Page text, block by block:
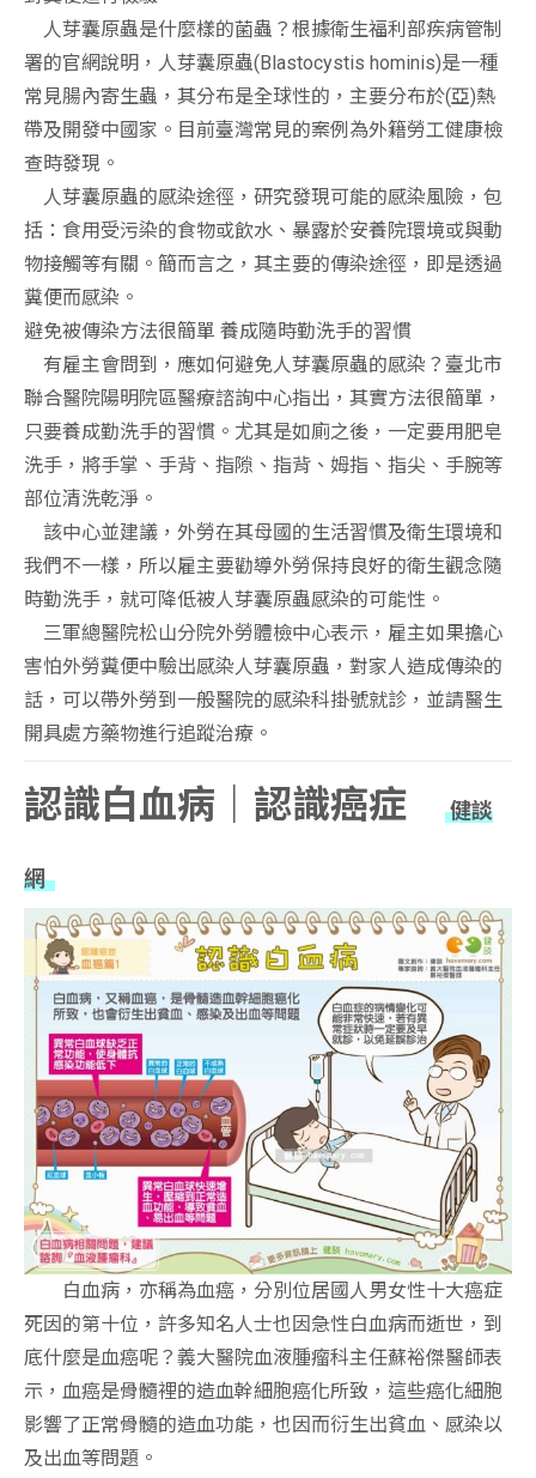
人芽囊原蟲是什麼樣的菌蟲？根據衛生福利部疾病管制
署的官網說明，人芽囊原蟲(Blastocystis hominis)是一種
常見腸內寄生蟲，其分布是全球性的，主要分布於(亞)熱
帶及開發中國家。目前臺灣常見的案例為外籍勞工健康檢
查時發現。
人芽囊原蟲的感染途徑，研究發現可能的感染風險，包
括：食用受污染的食物或飲水、暴露於安養院環境或與動
物接觸等有關。簡而言之，其主要的傳染途徑，即是透過
糞便而感染。
避免被傳染方法很簡單 養成隨時勤洗手的習慣
有雇主會問到，應如何避免人芽囊原蟲的感染？臺北市
聯合醫院陽明院區醫療諮詢中心指出，其實方法很簡單，
只要養成勤洗手的習慣。尤其是如廁之後，一定要用肥皂
洗手，將手掌、手背、指隙、指背、姆指、指尖、手腕等
部位清洗乾淨。
該中心並建議，外勞在其母國的生活習慣及衛生環境和
我們不一樣，所以雇主要勸導外勞保持良好的衛生觀念隨
時勤洗手，就可降低被人芽囊原蟲感染的可能性。
三軍總醫院松山分院外勞體檢中心表示，雇主如果擔心
害怕外勞糞便中驗出感染人芽囊原蟲，對家人造成傳染的
話，可以帶外勞到一般醫院的感染科掛號就診，並請醫生
開具處方藥物進行追蹤治療。
認識白血病｜認識癌症 健談
網
白血病，亦稱為血癌，分別位居國人男女性十大癌症
死因的第十位，許多知名人士也因急性白血病而逝世，到
底什麼是血癌呢？義大醫院血液腫瘤科主任蘇裕傑醫師表
示，血癌是骨髓裡的造血幹細胞癌化所致，這些癌化細胞
影響了正常骨髓的造血功能，也因而衍生出貧血、感染以
及出血等問題。